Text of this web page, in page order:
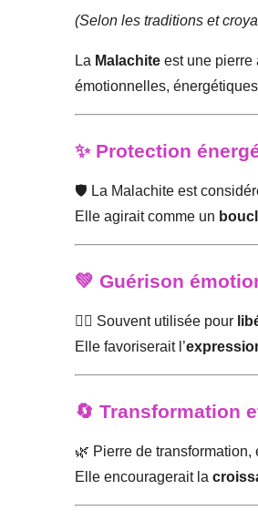
(Selon les traditions et
La Malachite est une pierre
émotionnelles,
✨ Protection
🛡️ La Malachite est
Elle agirait comme un
💚 Guérison
🧘‍♀️ Souvent utilisée pour
Elle favoriserait l’
🔄 Transformation
🌿 Pierre de
Elle encouragerait la